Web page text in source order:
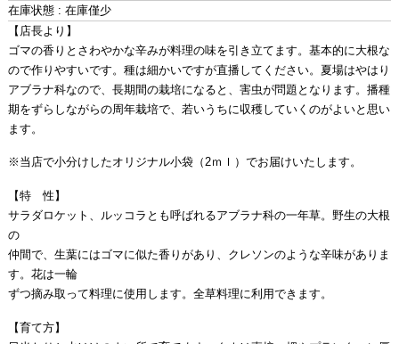
在庫状態 : 在庫僅少
【店長より】
ゴマの香りとさわやかな辛みが料理の味を引き立てます。基本的に大根な
ので作りやすいです。種は細かいですが直播してください。夏場はやはり
アブラナ科なので、長期間の栽培になると、害虫が問題となります。播種
期をずらしながらの周年栽培で、若いうちに収穫していくのがよいと思い
ます。
※当店で小分けしたオリジナル小袋（2ｍｌ）でお届けいたします。
【特 性】
サラダロケット、ルッコラとも呼ばれるアブラナ科の一年草。野生の大根
の
仲間で、生葉にはゴマに似た香りがあり、クレソンのような辛味がありま
す。花は一輪
ずつ摘み取って料理に使用します。全草料理に利用できます。
【育て方】